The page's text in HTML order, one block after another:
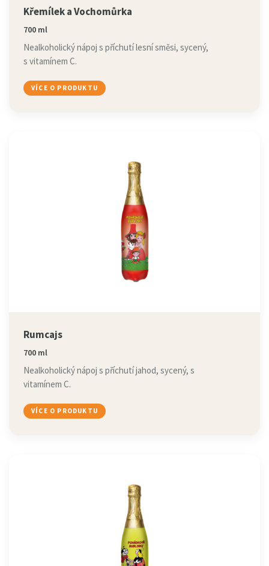
Křemílek a Vochomůrka
700 ml
Nealkoholický nápoj s příchutí lesní směsi, sycený,
s vitamínem C.
VÍCE O PRODUKTU
Rumcajs
700 ml
Nealkoholický nápoj s příchutí jahod, sycený, s
vitamínem C.
VÍCE O PRODUKTU